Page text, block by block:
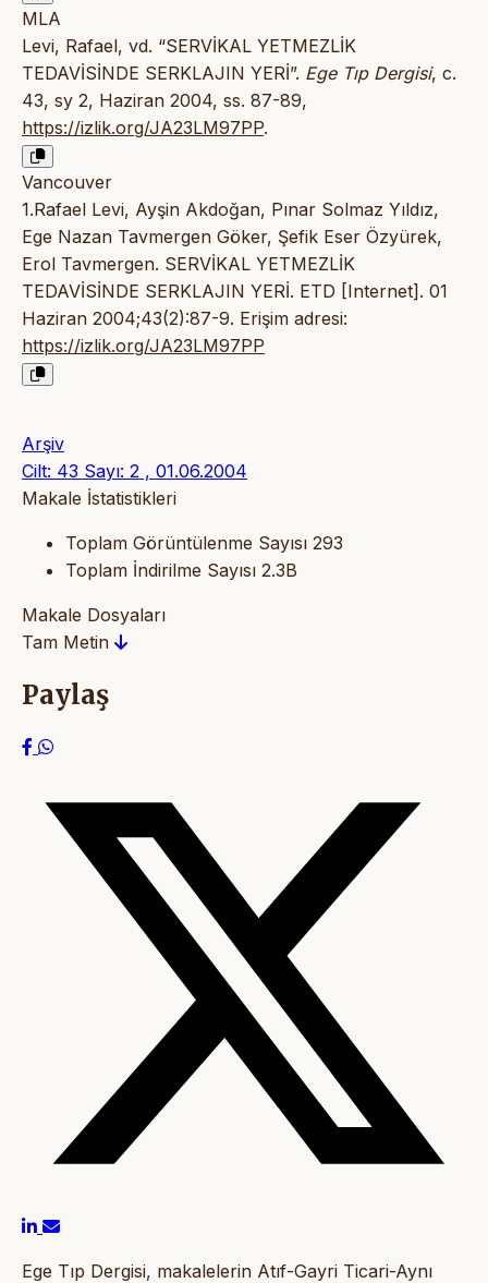
MLA
Levi, Rafael, vd. “SERVİKAL YETMEZLİK
TEDAVİSİNDE SERKLAJIN YERİ”. Ege Tıp Dergisi, c.
43, sy 2, Haziran 2004, ss. 87-89,
https://izlik.org/JA23LM97PP.
Vancouver
1.Rafael Levi, Ayşin Akdoğan, Pınar Solmaz Yıldız,
Ege Nazan Tavmergen Göker, Şefik Eser Özyürek,
Erol Tavmergen. SERVİKAL YETMEZLİK
TEDAVİSİNDE SERKLAJIN YERİ. ETD [Internet]. 01
Haziran 2004;43(2):87-9. Erişim adresi:
https://izlik.org/JA23LM97PP
Arşiv
Cilt: 43 Sayı: 2 , 01.06.2004
Makale İstatistikleri
Toplam Görüntülenme Sayısı 293
Toplam İndirilme Sayısı 2.3B
Makale Dosyaları
Tam Metin
Paylaş
Ege Tıp Dergisi, makalelerin Atıf-Gayri Ticari-Aynı